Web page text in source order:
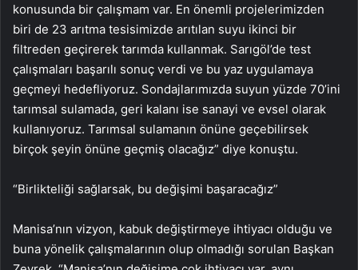
konusunda bir çalışmam var. En önemli projelerimizden
biri de 23 arıtma tesisimizde arıtılan suyu ikinci bir
filtreden geçirerek tarımda kullanmak. Sarıgöl’de test
çalışmaları başarılı sonuç verdi ve bu yaz uygulamaya
geçmeyi hedefliyoruz. Sondajlarımızda suyun yüzde 70’ini
tarımsal sulamada, geri kalanı ise sanayi ve evsel olarak
kullanıyoruz. Tarımsal sulamanın önüne geçebilirsek
birçok şeyin önüne geçmiş olacağız” diye konuştu.
“Birlikteliği sağlarsak, bu değişimi başaracağız”
Manisa’nın vizyon, kabuk değiştirmeye ihtiyacı olduğu ve
buna yönelik çalışmalarının olup olmadığı sorulan Başkan